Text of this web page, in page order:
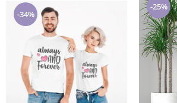
-34%
-25%